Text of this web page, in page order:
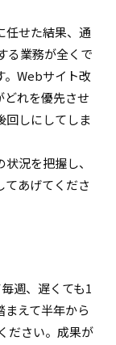
任せた結果、通
る業務が全くで
。Webサイト改
どれを優先させ
回しにしてしま
況を把握し、
てあげてくださ
週、遅くても1
えて半年から
ださい。成果が